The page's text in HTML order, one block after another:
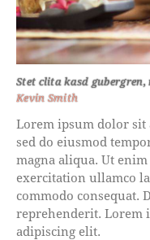
Stet clita kasd gubergren,
Kevin Smith
Lorem ipsum dolor sit
sed do eiusmod
magna aliqua. Ut
exercitation ullamco
commodo consequat.
reprehenderit. Lorem
adipiscing elit.